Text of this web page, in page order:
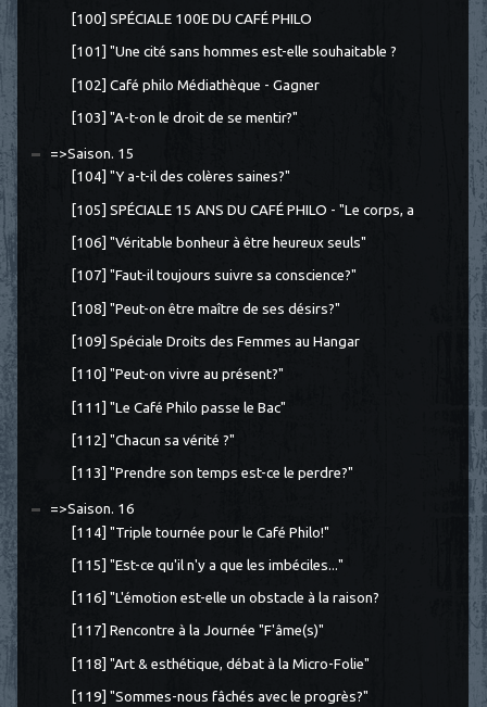
[100] SPÉCIALE 100E DU CAFÉ PHILO
[101] "Une cité sans hommes est-elle souhaitable ?
[102] Café philo Médiathèque - Gagner
[103] "A-t-on le droit de se mentir?"
=>Saison. 15
[104] "Y a-t-il des colères saines?"
[105] SPÉCIALE 15 ANS DU CAFÉ PHILO - "Le corps, a
[106] "Véritable bonheur à être heureux seuls"
[107] "Faut-il toujours suivre sa conscience?"
[108] "Peut-on être maître de ses désirs?"
[109] Spéciale Droits des Femmes au Hangar
[110] "Peut-on vivre au présent?"
[111] "Le Café Philo passe le Bac"
[112] "Chacun sa vérité ?"
[113] "Prendre son temps est-ce le perdre?"
=>Saison. 16
[114] "Triple tournée pour le Café Philo!"
[115] "Est-ce qu'il n'y a que les imbéciles..."
[116] "L'émotion est-elle un obstacle à la raison?
[117] Rencontre à la Journée "F'âme(s)"
[118] "Art & esthétique, débat à la Micro-Folie"
[119] "Sommes-nous fâchés avec le progrès?"